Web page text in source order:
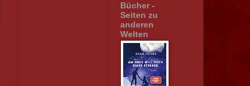
Bücher -
Seiten zu
anderen
Welten